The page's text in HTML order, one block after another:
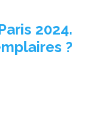
2024.
?